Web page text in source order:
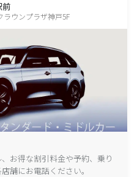
前
ラウンプラザ神戸5F
お得な割引料金や予約、乗り
舗にお電話ください。